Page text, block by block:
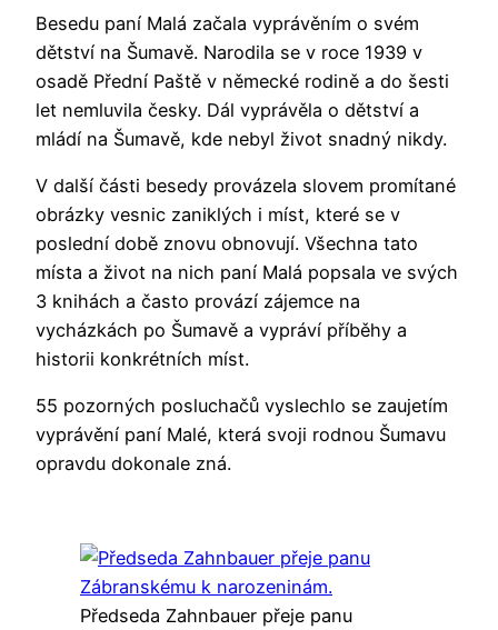
Besedu paní Malá začala vyprávěním o svém
dětství na Šumavě. Narodila se v roce 1939 v
osadě Přední Paště v německé rodině a do šesti
let nemluvila česky. Dál vyprávěla o dětství a
mládí na Šumavě, kde nebyl život snadný nikdy.
V další části besedy provázela slovem promítané
obrázky vesnic zaniklých i míst, které se v
poslední době znovu obnovují. Všechna tato
místa a život na nich paní Malá popsala ve svých
3 knihách a často provází zájemce na
vycházkách po Šumavě a vypráví příběhy a
historii konkrétních míst.
55 pozorných posluchačů vyslechlo se zaujetím
vyprávění paní Malé, která svoji rodnou Šumavu
opravdu dokonale zná.
Předseda Zahnbauer přeje panu